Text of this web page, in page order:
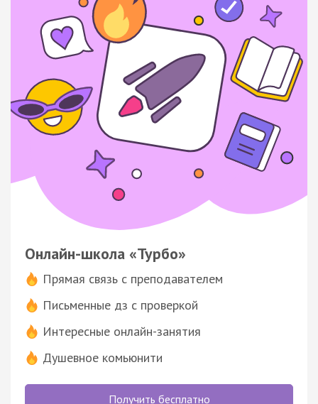
Онлайн-школа «Турбо»
Прямая связь с преподавателем
Письменные дз с проверкой
Интересные онлайн-занятия
Душевное комьюнити
Получить бесплатно